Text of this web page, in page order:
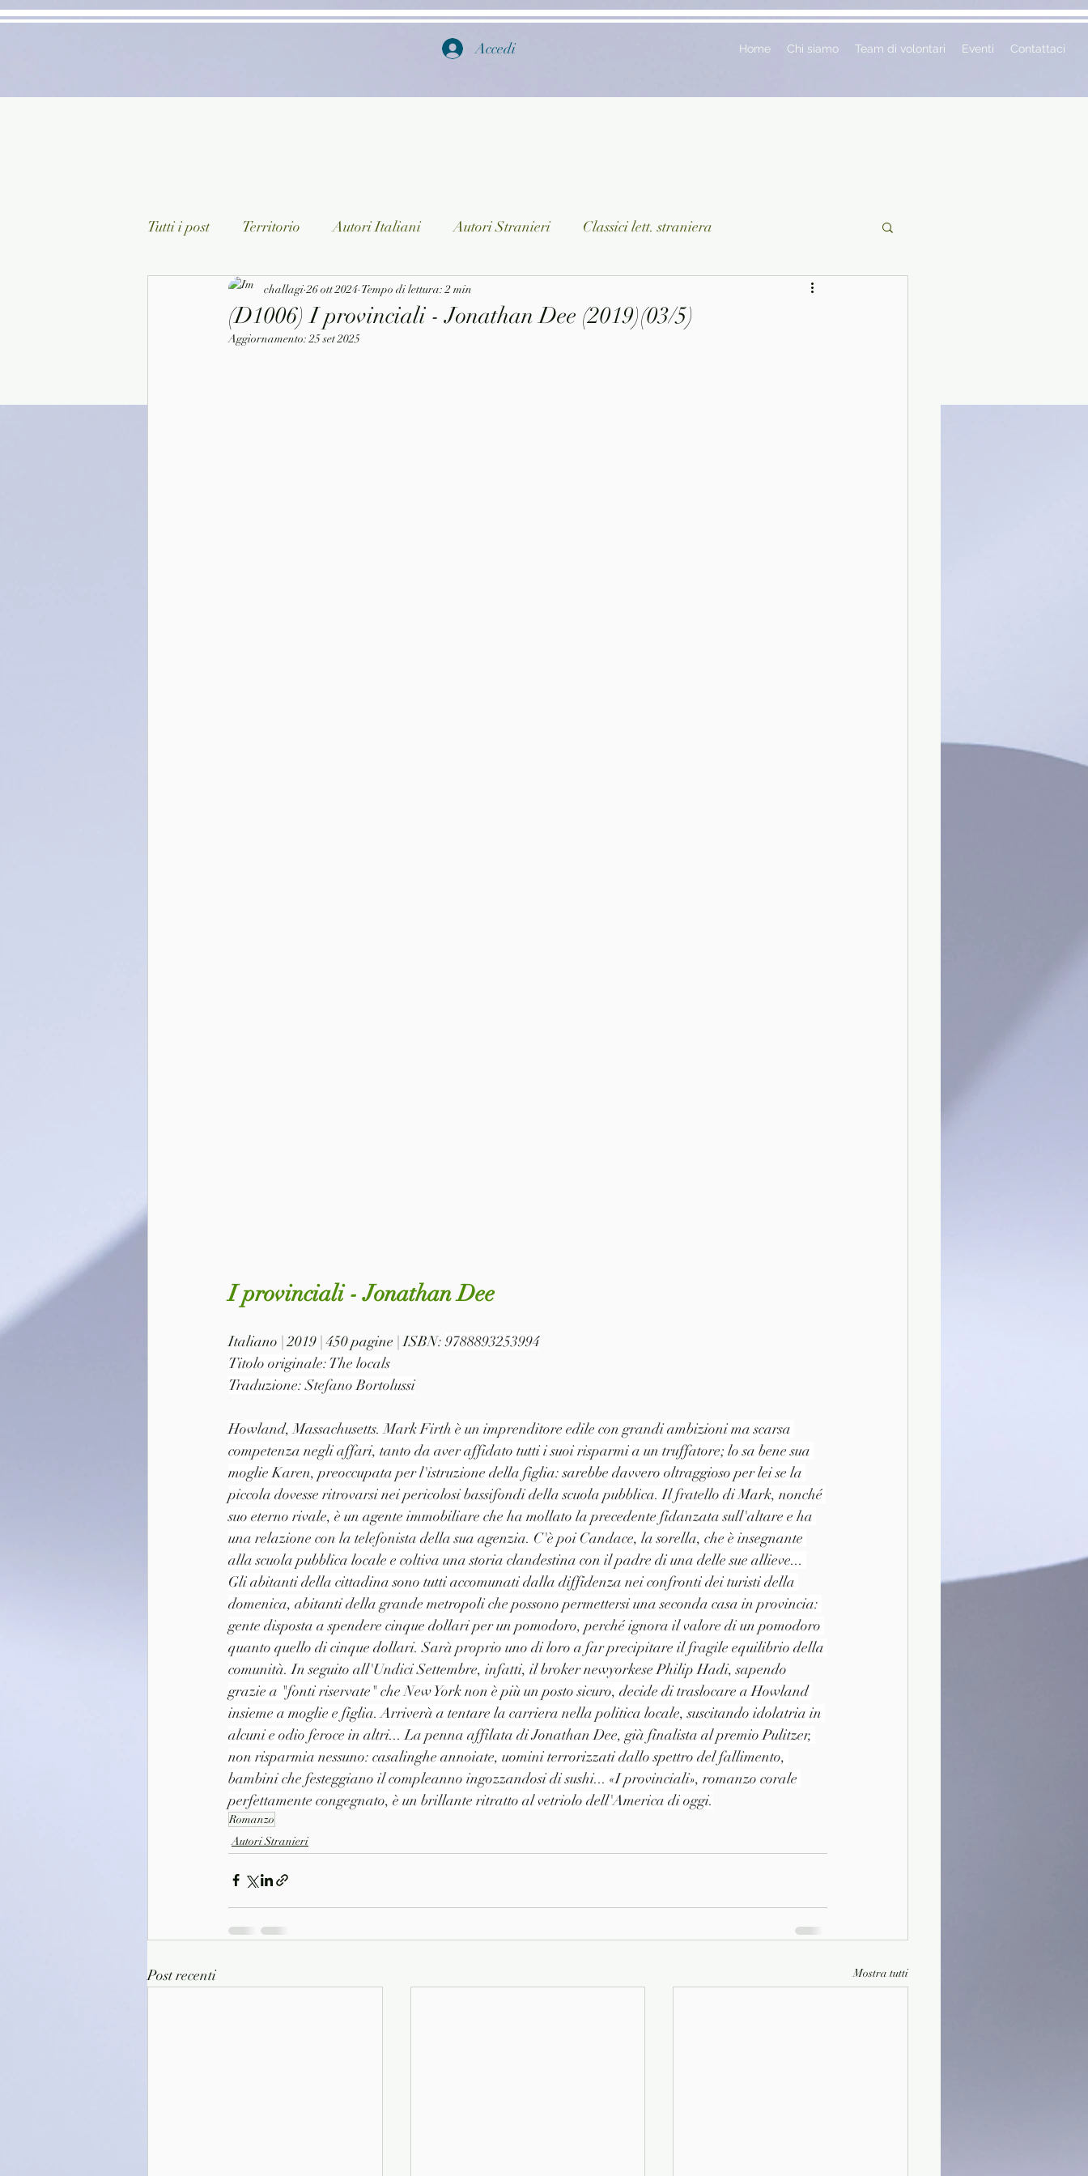
Accedi Home Chi siamo Team di volontari Eventi Contattaci
Tutti i post Territorio Autori Italiani Autori Stranieri Classici lett. straniera
Classici lett. italiana Saggistica Ragazzi
(D1006) I provinciali - Jonathan Dee (2019)(03/5)
challagi 26 ott 2024 Tempo di lettura: 2 min
Aggiornamento:25 set 2025
I provinciali - Jonathan Dee
Italiano | 2019 | 450 pagine | ISBN: 9788893253994
Titolo originale: The locals
Traduzione: Stefano Bortolussi
Howland, Massachusetts. Mark Firth è un imprenditore edile con grandi ambizioni ma scarsa
competenza negli affari, tanto da aver affidato tutti i suoi risparmi a un truffatore; lo sa bene sua
moglie Karen, preoccupata per l'istruzione della figlia: sarebbe davvero oltraggioso per lei se la
piccola dovesse ritrovarsi nei pericolosi bassifondi della scuola pubblica. Il fratello di Mark, nonché
suo eterno rivale, è un agente immobiliare che ha mollato la precedente fidanzata sull'altare e ha
una relazione con la telefonista della sua agenzia. C'è poi Candace, la sorella, che è insegnante
alla scuola pubblica locale e coltiva una storia clandestina con il padre di una delle sue allieve...
Gli abitanti della cittadina sono tutti accomunati dalla diffidenza nei confronti dei turisti della
domenica, abitanti della grande metropoli che possono permettersi una seconda casa in provincia:
gente disposta a spendere cinque dollari per un pomodoro, perché ignora il valore di un pomodoro
quanto quello di cinque dollari. Sarà proprio uno di loro a far precipitare il fragile equilibrio della
comunità. In seguito all'Undici Settembre, infatti, il broker newyorkese Philip Hadi, sapendo
grazie a "fonti riservate" che New York non è più un posto sicuro, decide di traslocare a Howland
insieme a moglie e figlia. Arriverà a tentare la carriera nella politica locale, suscitando idolatria in
alcuni e odio feroce in altri... La penna affilata di Jonathan Dee, già finalista al premio Pulitzer,
non risparmia nessuno: casalinghe annoiate, uomini terrorizzati dallo spettro del fallimento,
bambini che festeggiano il compleanno ingozzandosi di sushi... «I provinciali», romanzo corale
perfettamente congegnato, è un brillante ritratto al vetriolo dell'America di oggi.
Romanzo
Autori Stranieri
Post recenti Mostra tutti